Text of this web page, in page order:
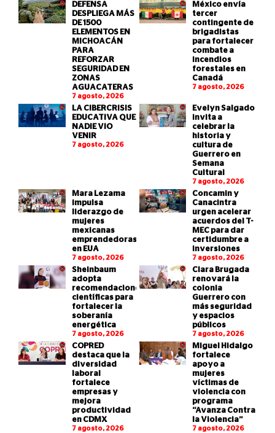
DEFENSA
DESPLIEGA MÁS
DE 1500
ELEMENTOS EN
MICHOACÁN
PARA
REFORZAR
SEGURIDAD EN
ZONAS
AGUACATERAS
7 agosto, 2026
México envía
tercer
contingente de
brigadistas
para fortalecer
combate a
incendios
forestales en
Canadá
7 agosto, 2026
LA CIBERCRISIS
EDUCATIVA QUE
NADIE VIO
VENIR
7 agosto, 2026
Evelyn Salgado
invita a
celebrar la
historia y
cultura de
Guerrero en
Semana
Cultural
7 agosto, 2026
Mara Lezama
impulsa
liderazgo de
mujeres
mexicanas
emprendedoras
en EUA
7 agosto, 2026
Concamin y
Canacintra
urgen acelerar
acuerdos del T-
MEC para dar
certidumbre a
inversiones
7 agosto, 2026
Sheinbaum
adopta
recomendaciones
científicas para
fortalecer la
soberanía
energética
7 agosto, 2026
Clara Brugada
renovará la
colonia
Guerrero con
más seguridad
y espacios
públicos
7 agosto, 2026
COPRED
destaca que la
diversidad
laboral
fortalece
empresas y
mejora
productividad
en CDMX
7 agosto, 2026
Miguel Hidalgo
fortalece
apoyo a
mujeres
víctimas de
violencia con
programa
“Avanza Contra
la Violencia”
7 agosto, 2026